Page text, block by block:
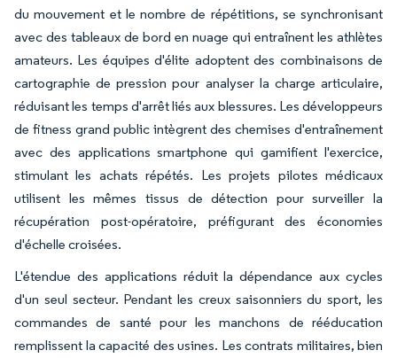
du mouvement et le nombre de répétitions, se synchronisant
avec des tableaux de bord en nuage qui entraînent les athlètes
amateurs. Les équipes d'élite adoptent des combinaisons de
cartographie de pression pour analyser la charge articulaire,
réduisant les temps d'arrêt liés aux blessures. Les développeurs
de fitness grand public intègrent des chemises d'entraînement
avec des applications smartphone qui gamifient l'exercice,
stimulant les achats répétés. Les projets pilotes médicaux
utilisent les mêmes tissus de détection pour surveiller la
récupération post-opératoire, préfigurant des économies
d'échelle croisées.
L'étendue des applications réduit la dépendance aux cycles
d'un seul secteur. Pendant les creux saisonniers du sport, les
commandes de santé pour les manchons de rééducation
remplissent la capacité des usines. Les contrats militaires, bien